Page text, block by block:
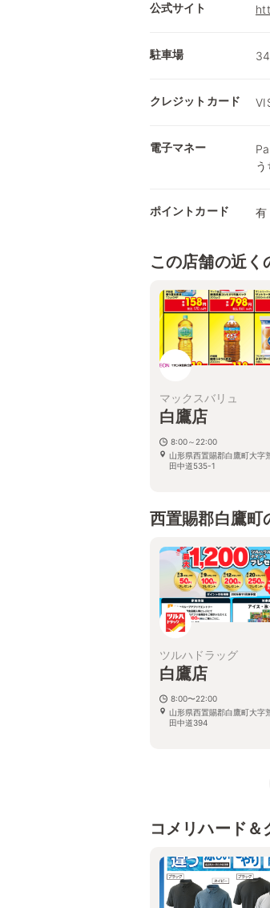
公式サイト
駐車場
クレジットカード
電子マネー
ポイントカード 有
この店舗の近く
マックスバリュ
白鷹店
8:00～22:00
山形県西置賜郡白鷹町大字
田中道535-1
西置賜郡白鷹町
ツルハドラッグ
白鷹店
8:00〜22:00
山形県西置賜郡白鷹町大字
田中道394
コメリハード＆